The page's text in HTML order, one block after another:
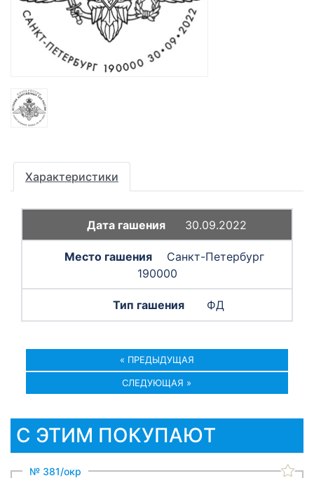
Характеристики
30.09.2022
Санкт-Петербург
190000
ФД
« ПРЕДЫДУЩАЯ
СЛЕДУЮЩАЯ »
С ЭТИМ ПОКУПАЮТ
№ 381/окр